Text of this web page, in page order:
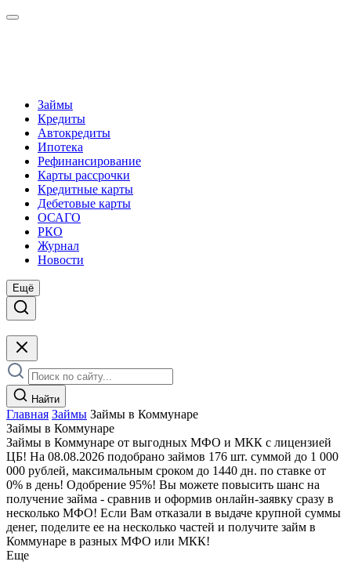
Займы
Кредиты
Автокредиты
Ипотека
Рефинансирование
Карты рассрочки
Кредитные карты
Дебетовые карты
ОСАГО
РКО
Журнал
Новости
Ещё
Найти
Главная Займы Займы в Коммунаре
Займы в Коммунаре
Займы в Коммунаре от выгодных МФО и МКК с лицензией
ЦБ! На 08.08.2026 подобрано займов 176 шт. суммой до 1 000
000 рублей, максимальным сроком до 1440 дн. по ставке от
0% в день! Одобрение 95%! Вы можете повысить шанс на
получение займа - сравнив и оформив онлайн-заявку сразу в
несколько МФО! Если Вам отказали в выдаче крупной суммы
денег, поделите ее на несколько частей и получите займ в
Коммунаре в разных МФО или МКК!
Еще